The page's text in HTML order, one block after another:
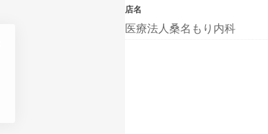
店名
医療法人桑名もり内科